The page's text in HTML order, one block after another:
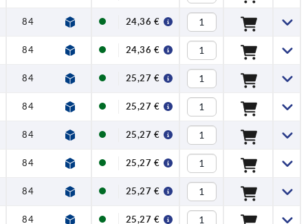
84 108 138,5 26
24,36 €
84 108 138,5 26
24,36 €
84 108 138,5 26
25,27 €
84 108 138,5 26
25,27 €
84 108 138,5 26
25,27 €
84 108 138,5 26
25,27 €
84 108 138,5 26
25,27 €
84 108 138,5 26
25,27 €